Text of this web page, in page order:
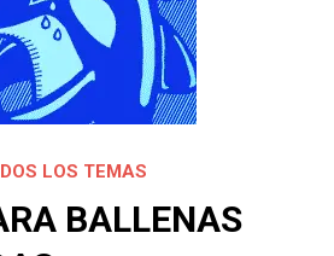
LOS TEMAS
BALLENAS